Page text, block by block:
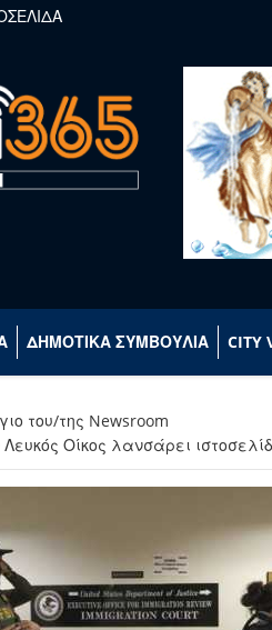
ΔΗΜΟΤΙΚΑ ΣΥΜΒΟΥΛΙΑ CITY
του/της Newsroom
Οίκος λανσάρει